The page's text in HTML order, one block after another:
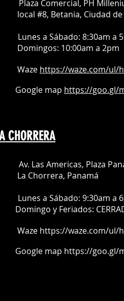
ventiladores
con una eficiencia
estable y
láser de CO2 o
Comercial, PH
Ciudad de
Lunes a Sábado: 8:30am a
Domingos: 10:00am a 2pm
Waze https://waze.com/ul/
map https://goo.gl/
CHORRERA
Las Americas, Plaza
Panamá
Lunes a Sábado: 9:30am a
mingo y Feriados:
Waze https://waze.com/ul/
map https://goo.gl/